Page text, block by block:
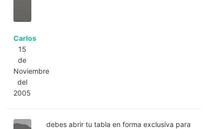
Carlos
15
de
Noviembre
del
2005
debes abrir tu tabla en forma exclusiva para